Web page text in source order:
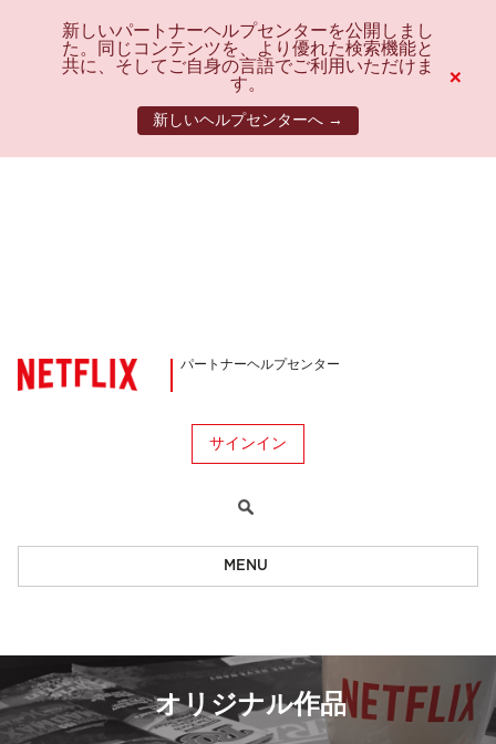
新しいパートナーヘルプセンターを公開しまし
た。同じコンテンツを、より優れた検索機能と
共に、そしてご自身の言語でご利用いただけま
す。
新しいヘルプセンターへ →
×
パートナーヘルプセンター
サインイン
MENU
オリジナル作品